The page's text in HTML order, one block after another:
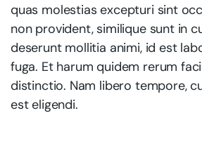
quas molestias excepturi sint
non provident, similique sunt in
deserunt mollitia animi, id est
fuga. Et harum quidem rerum
distinctio. Nam libero tempore,
est eligendi.